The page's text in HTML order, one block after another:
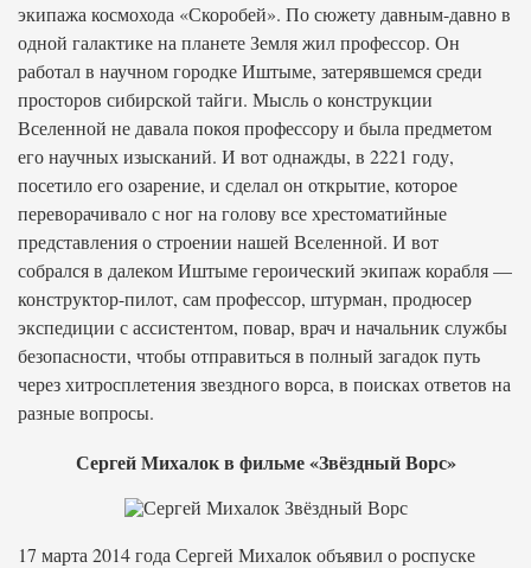
экипажа космохода «Скоробей». По сюжету давным-давно в
одной галактике на планете Земля жил профессор. Он
работал в научном городке Иштыме, затерявшемся среди
просторов сибирской тайги. Мысль о конструкции
Вселенной не давала покоя профессору и была предметом
его научных изысканий. И вот однажды, в 2221 году,
посетило его озарение, и сделал он открытие, которое
переворачивало с ног на голову все хрестоматийные
представления о строении нашей Вселенной. И вот
собрался в далеком Иштыме героический экипаж корабля —
конструктор-пилот, сам профессор, штурман, продюсер
экспедиции с ассистентом, повар, врач и начальник службы
безопасности, чтобы отправиться в полный загадок путь
через хитросплетения звездного ворса, в поисках ответов на
разные вопросы.
Сергей Михалок в фильме «Звёздный Ворс»
17 марта 2014 года Сергей Михалок объявил о роспуске